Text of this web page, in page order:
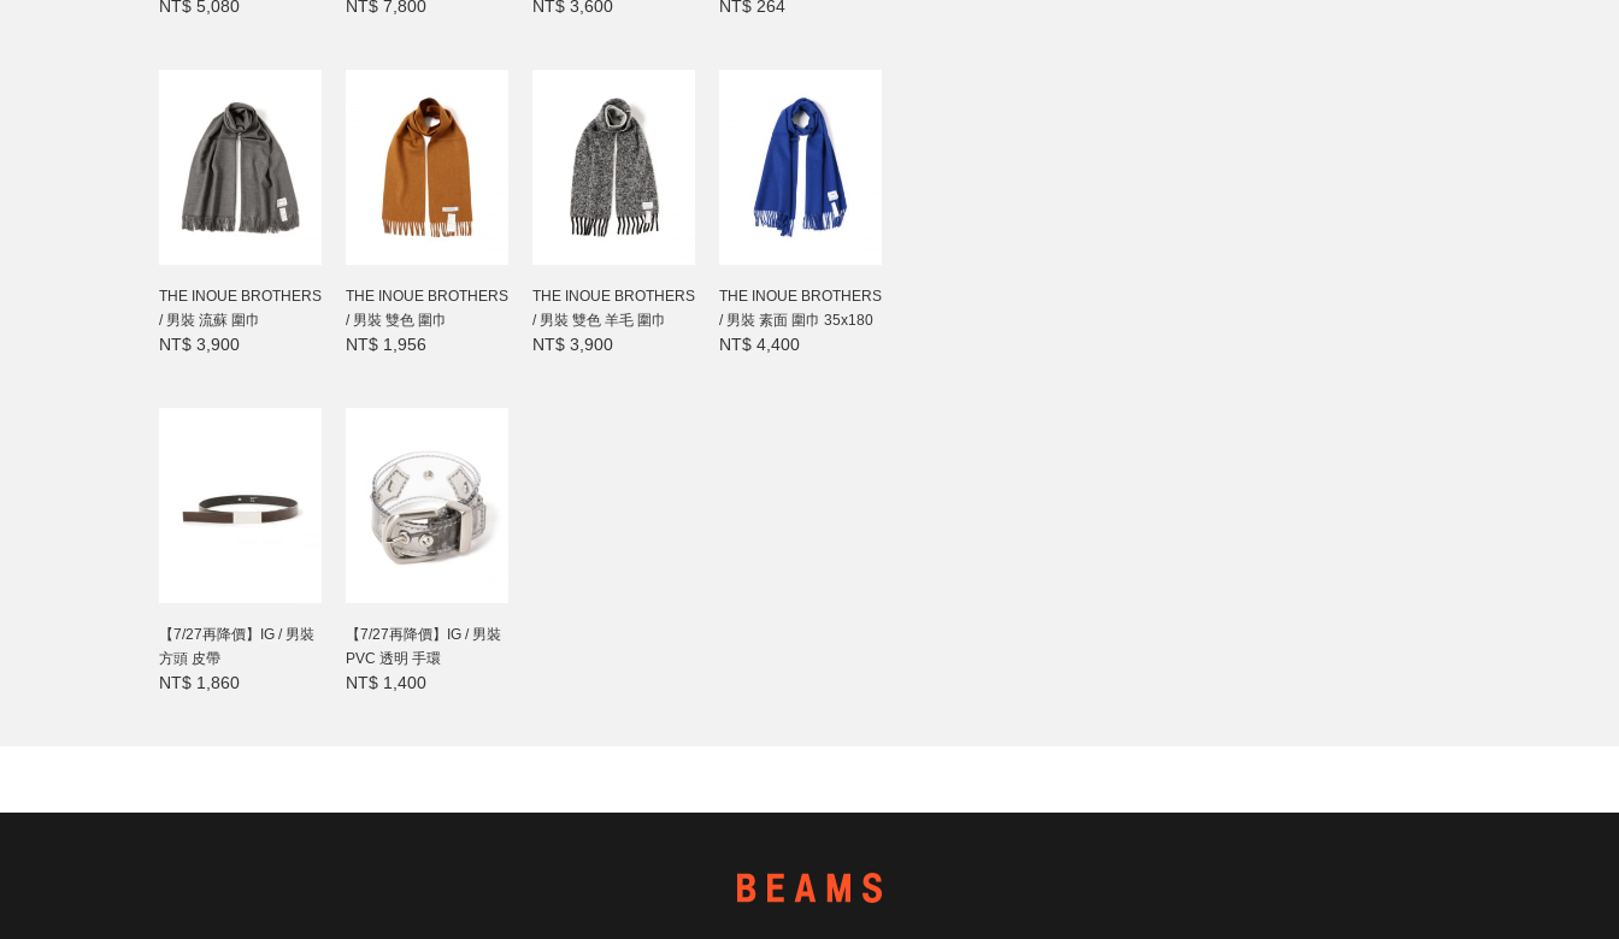
NT$ 5,080 NT$ 7,800 NT$ 3,600 NT$ 264
THE INOUE BROTHERS
/ 男裝 流蘇 圍巾
NT$ 3,900
THE INOUE BROTHERS
/ 男裝 雙色 圍巾
NT$ 1,956
THE INOUE BROTHERS
/ 男裝 雙色 羊毛 圍巾
NT$ 3,900
THE INOUE BROTHERS
/ 男裝 素面 圍巾 35x180
NT$ 4,400
【7/27再降價】IG / 男裝
方頭 皮帶
NT$ 1,860
【7/27再降價】IG / 男裝
PVC 透明 手環
NT$ 1,400